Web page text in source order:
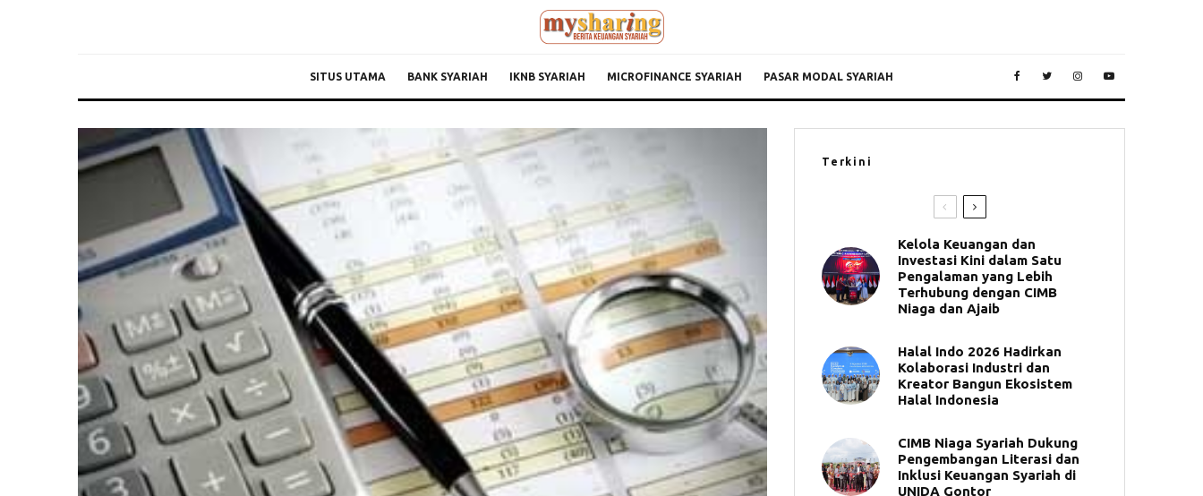
SITUS UTAMA BANK SYARIAH IKNB SYARIAH MICROFINANCE SYARIAH PASAR MODAL SYARIAH
Terkini
Kelola Keuangan dan
Investasi Kini dalam Satu
Pengalaman yang Lebih
Terhubung dengan CIMB
Niaga dan Ajaib
Halal Indo 2026 Hadirkan
Kolaborasi Industri dan
Kreator Bangun Ekosistem
Halal Indonesia
CIMB Niaga Syariah Dukung
Pengembangan Literasi dan
Inklusi Keuangan Syariah di
UNIDA Gontor